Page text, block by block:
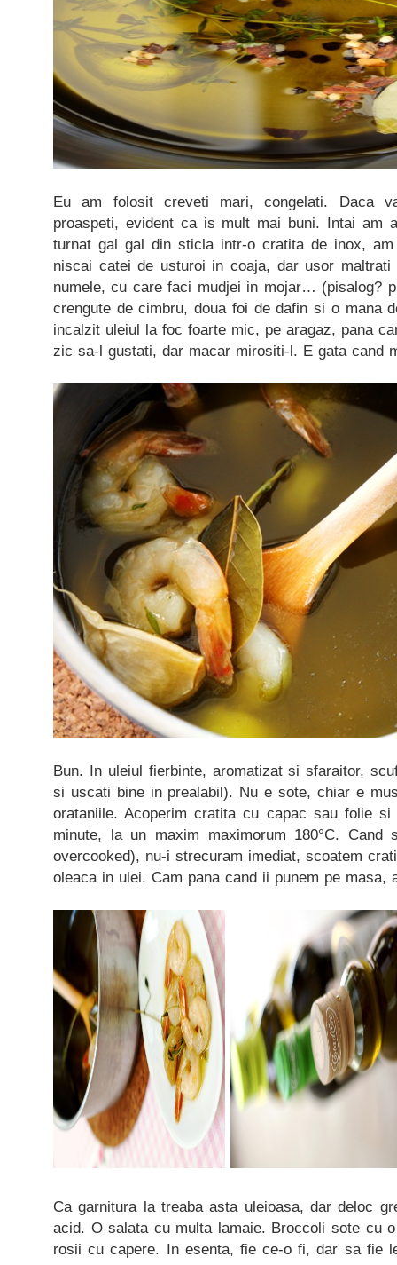
Eu am folosit creveti mari, congelati. Daca
proaspeti, evident ca is mult mai buni. Intai am
turnat gal gal din sticla intr-o cratita de inox,
niscai catei de usturoi in coaja, dar usor
numele, cu care faci mudjei in mojar… (pisalog?
crengute de cimbru, doua foi de dafin si o mana
incalzit uleiul la foc foarte mic, pe aragaz, pana
zic sa-l gustati, dar macar mirositi-l. E gata cand
Bun. In uleiul fierbinte, aromatizat si sfaraitor,
si uscati bine in prealabil). Nu e sote, chiar e
orataniile. Acoperim cratita cu capac sau folie
minute, la un maxim maximorum 180°C. Cand
overcooked), nu-i strecuram imediat, scoatem
oleaca in ulei. Cam pana cand ii punem pe masa,
Ca garnitura la treaba asta uleioasa, dar deloc
acid. O salata cu multa lamaie. Broccoli sote cu
rosii cu capere. In esenta, fie ce-o fi, dar sa fie